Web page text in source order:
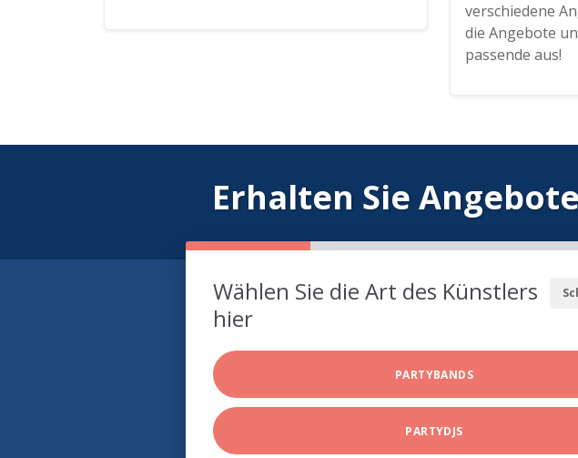
verschiedene
die Angebote
passende aus!
Erhalten Sie Angebote
Wählen Sie die Art des Künstlers
hier
PARTYBANDS
PARTYDJS